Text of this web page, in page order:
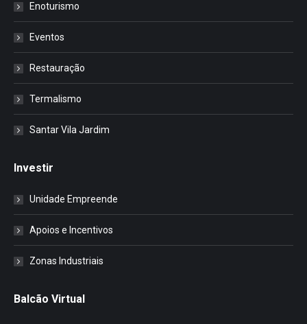
Enoturismo
Eventos
Restauração
Termalismo
Santar Vila Jardim
Investir
Unidade Empreende
Apoios e Incentivos
Zonas Industriais
Balcão Virtual